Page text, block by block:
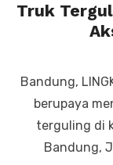
Truk
Bandung,
berupaya
terguling di
Bandung,